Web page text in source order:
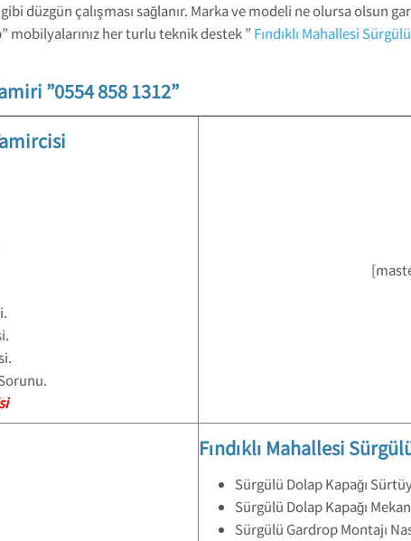
düzgün çalışması sağlanır. Marka ve modeli ne olursa olsun
mobilyalarınız her turlu teknik destek ” Fındıklı Mahallesi
”0554 858 1312”
Fındıklı Mahallesi
Sürgülü Dolap Kapağı
Sürgülü Dolap Kapağı
Sürgülü Gardrop Montajı